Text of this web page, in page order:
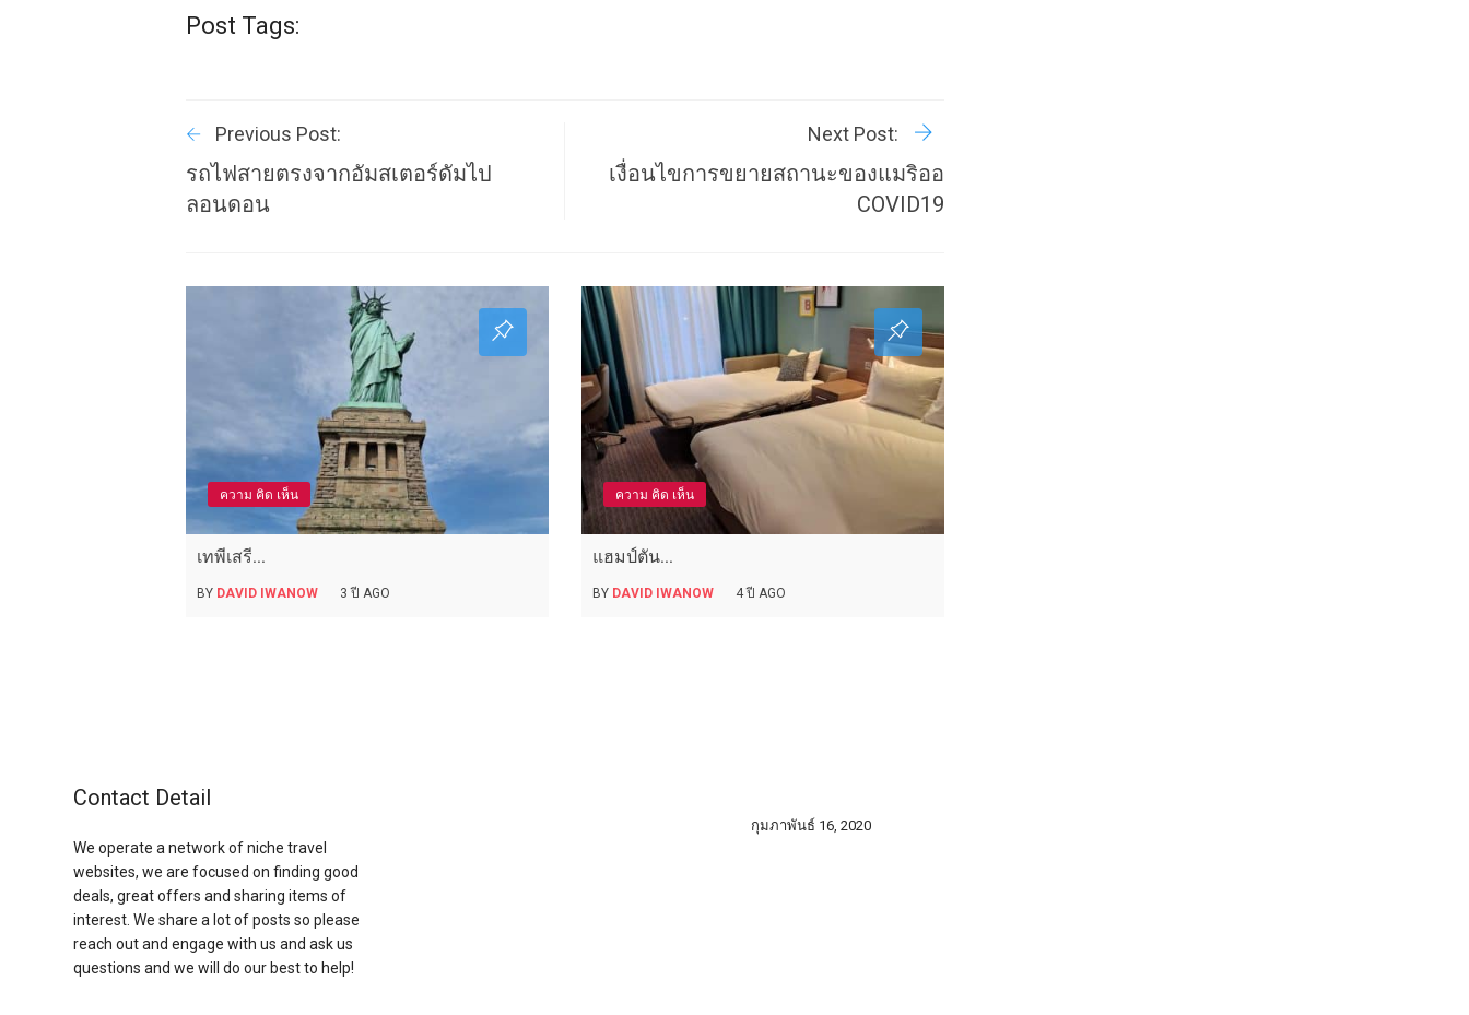
Post Tags:
Previous Post:
รถไฟสายตรงจากอัมสเตอร์ดัมไป
ลอนดอน
Next Post:
เงื่อนไขการขยายสถานะของแมริออ
COVID19
ความ คิด เห็น
เทพีเสรี...
BY DAVID IWANOW 3 ปี AGO
ความ คิด เห็น
แฮมป์ตัน...
BY DAVID IWANOW 4 ปี AGO
Contact Detail
We operate a network of niche travel
websites, we are focused on finding good
deals, great offers and sharing items of
interest. We share a lot of posts so please
reach out and engage with us and ask us
questions and we will do our best to help!
กุมภาพันธ์ 16, 2020